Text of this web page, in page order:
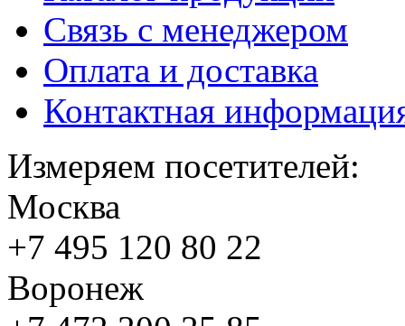
Связь с менеджером
Оплата и доставка
Контактная
Измеряем посетителей:
Москва
+7 495 120 80 22
Воронеж